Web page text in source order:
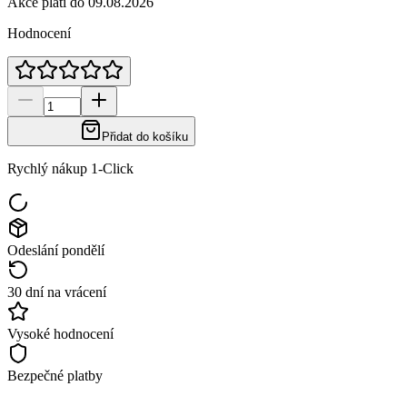
Hodnocení
Přidat do košíku
Rychlý nákup 1-Click
Odeslání pondělí
30 dní na vrácení
Vysoké hodnocení
Bezpečné platby